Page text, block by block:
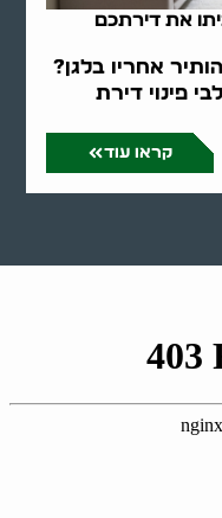
את דירתכם
אחריו בלגן?
פינוי דירת
קראו עוד